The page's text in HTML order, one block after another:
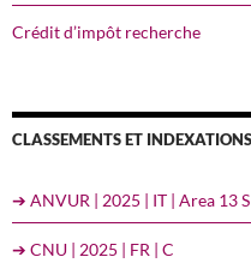
Crédit d’impôt recherche
CLASSEMENTS ET INDEXATIONS
➔ ANVUR | 2025 | IT | Area 13 S
➔ CNU | 2025 | FR | C